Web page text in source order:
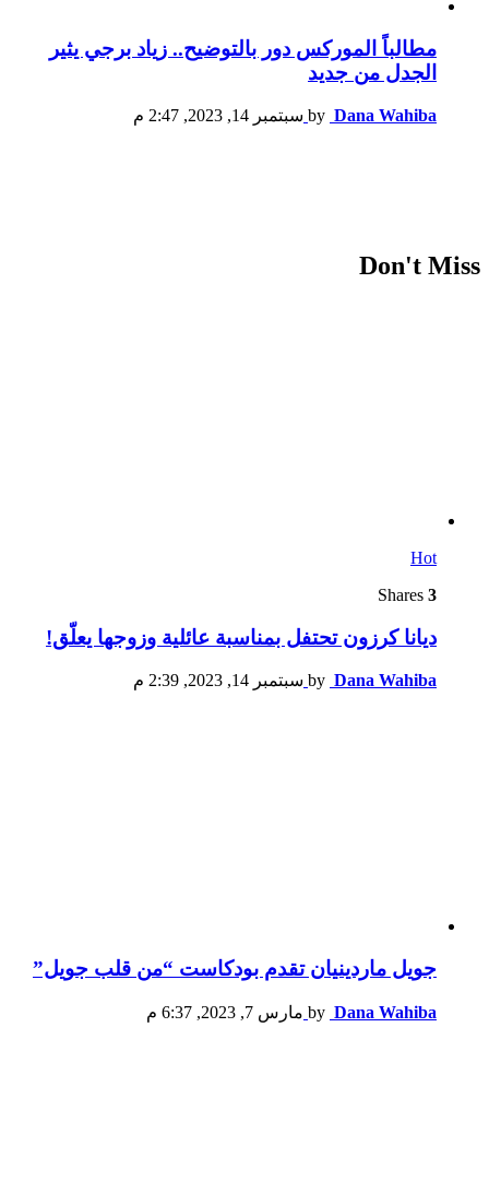
مطالباً الموركس دور بالتوضيح.. زياد برجي يثير
الجدل من جديد
by Dana Wahiba سبتمبر 14, 2023, 2:47 م
Don't Miss
Hot
3
ديانا كرزون تحتفل بمناسبة عائلية وزوجها يعلّق!
by Dana Wahiba سبتمبر 14, 2023, 2:39 م
جويل ماردينيان تقدم بودكاست “من قلب جويل”
by Dana Wahiba مارس 7, 2023, 6:37 م